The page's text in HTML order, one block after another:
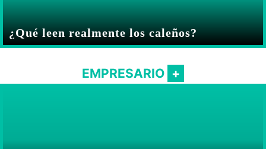
¿Qué leen realmente los caleños?
EMPRESARIO